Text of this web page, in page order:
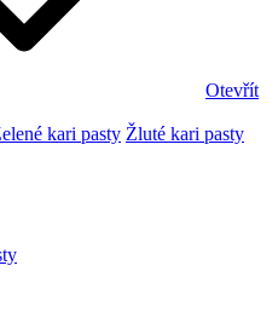
Otevřít
kari pasty Žluté kari pasty